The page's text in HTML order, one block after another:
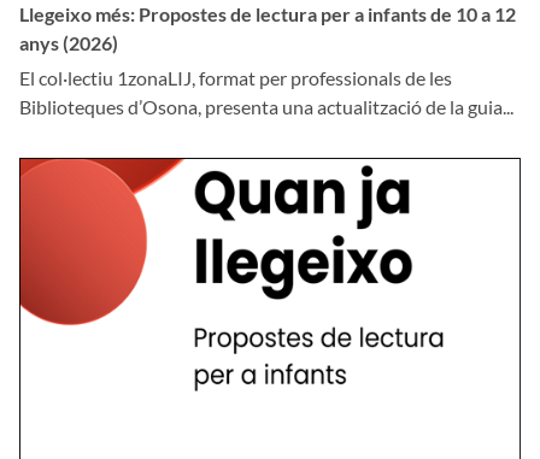
Llegeixo més: Propostes de lectura per a infants de 10 a 12
anys (2026)
El col·lectiu 1zonaLIJ, format per professionals de les
Biblioteques d’Osona, presenta una actualització de la guia...